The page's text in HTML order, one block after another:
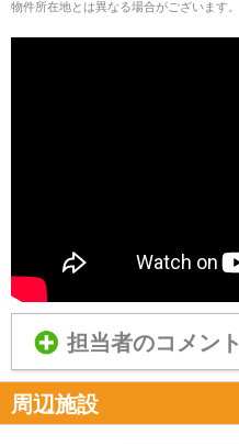
物件所在地とは異なる場合がございます。
担当者のコメント
周辺施設